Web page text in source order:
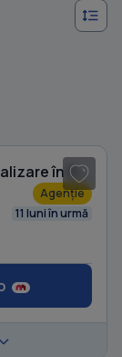
Casă individuală cu 4 camere cu Canalizare în Godinești
Agenție
11 luni în urmă